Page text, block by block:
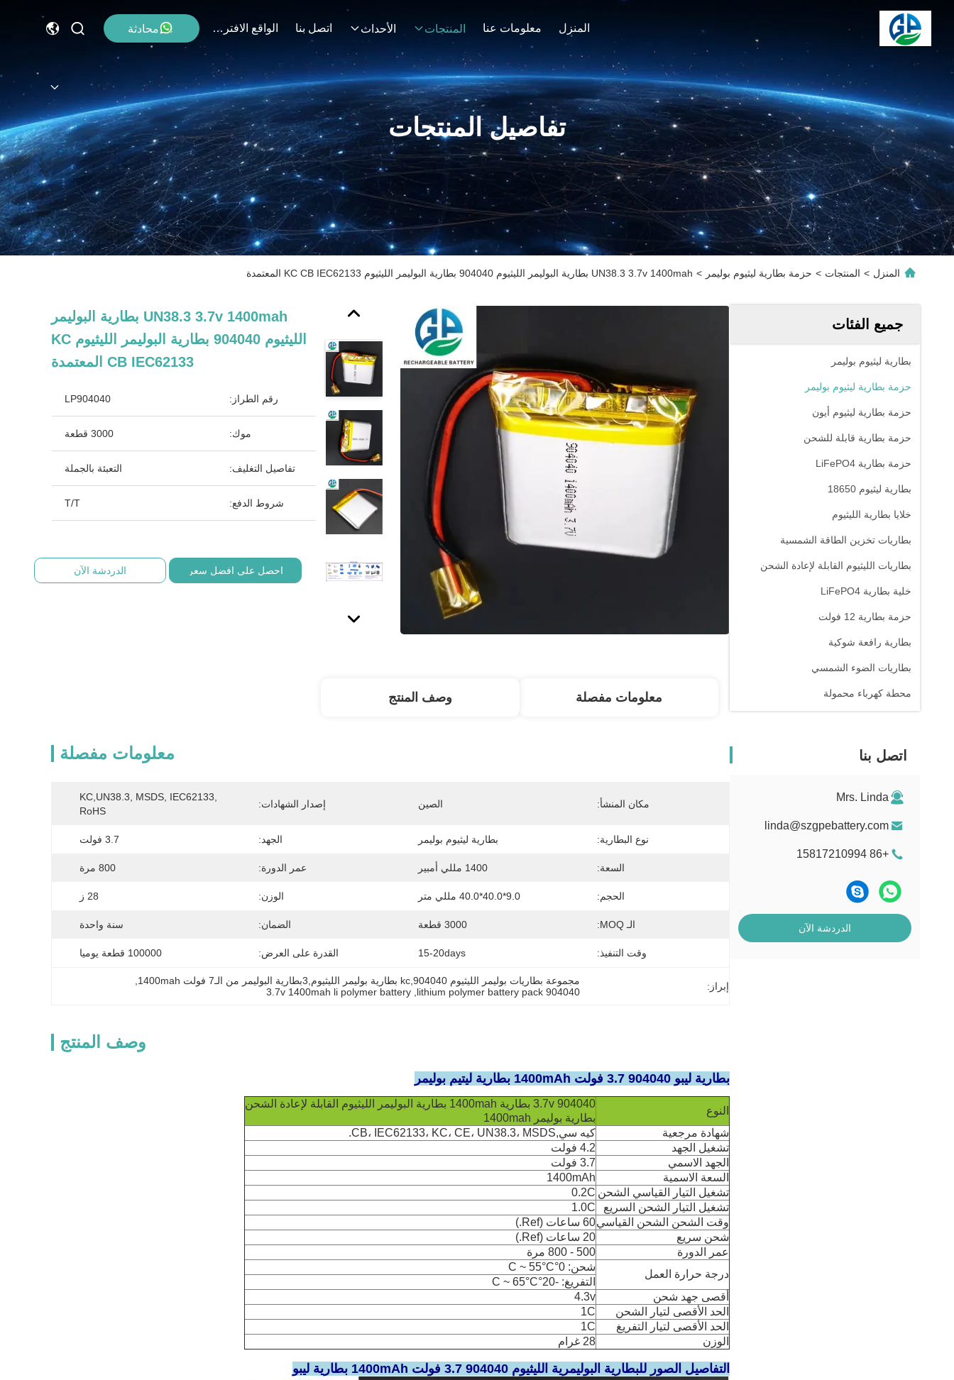
المنزل معلومات عنا المنتجات الأحداث اتصل بنا الواقع الافتراضي محادثة
تفاصيل المنتجات
المنزل > المنتجات > حزمة بطارية ليثيوم بوليمر > UN38.3 3.7v 1400mah بطارية البوليمر الليثيوم 904040 بطارية البوليمر الليثيوم KC CB IEC62133 المعتمدة
جميع الفئات
بطارية ليثيوم بوليمر
حزمة بطارية ليثيوم بوليمر
حزمة بطارية ليثيوم أيون
حزمة بطارية قابلة للشحن
حزمة بطارية LiFePO4
بطارية ليثيوم 18650
خلايا بطارية الليثيوم
بطاريات تخزين الطاقة الشمسية
بطاريات الليثيوم القابلة لإعادة الشحن
خلية بطارية LiFePO4
حزمة بطارية 12 فولت
بطارية رافعة شوكية
بطاريات الضوء الشمسي
محطة كهرباء محمولة
اتصل بنا
Mrs. Linda
linda@szgpebattery.com
+86 15817210994
الدردشة الآن
UN38.3 3.7v 1400mah بطارية البوليمر
الليثيوم 904040 بطارية البوليمر الليثيوم KC
CB IEC62133 المعتمدة
رقم الطراز: LP904040
موك: 3000 قطعة
تفاصيل التغليف: التعبئة بالجملة
شروط الدفع: T/T
احصل على افضل سعر الدردشة الآن
معلومات مفصلة وصف المنتج
معلومات مفصلة
مكان المنشأ: الصين إصدار الشهادات:
KC,UN38.3, MSDS, IEC62133,
RoHS
نوع البطارية: بطارية ليثيوم بوليمر الجهد: 3.7 فولت
السعة: 1400 مللي أمبير عمر الدورة: 800 مرة
الحجم: 9.0*40.0*40.0 مللي متر الوزن: 28 ز
الـ MOQ: 3000 قطعة الضمان: سنة واحدة
وقت التنفيذ: 15-20days القدرة على العرض: 100000 قطعة يوميا
إبراز: مجموعة بطاريات بوليمر الليثيوم kc,904040 بطارية بوليمر الليثيوم,3بطارية البوليمر من الـ7 فولت 1400mah
904040 lithium polymer battery pack
,
3.7v 1400mah li polymer battery
وصف المنتج
بطارية ليبو 904040 3.7 فولت 1400mAh بطارية ليتيم بوليمر
النوع
904040 3.7v بطارية 1400mah بطارية البوليمر الليثيوم القابلة لإعادة الشحن
بطارية بوليمر 1400mah
شهادة مرجعية
كيه سي,CB، IEC62133، KC، CE، UN38.3، MSDS.
تشغيل الجهد
4.2 فولت
الجهد الاسمي
3.7 فولت
السعة الاسمية
1400mAh
تشغيل التيار القياسي الشحن 0.2C
تشغيل التيار الشحن السريع
1.0C
وقت الشحن الشحن القياسي60 ساعات (Ref.)
شحن سريع
20 ساعات (Ref.)
عمر الدورة
500 - 800 مرة
درجة حرارة العمل
شحن: 0°C ~ 55°C
التفريغ: -20°C ~ 65°C
أقصى جهد شحن
4.3v
الحد الأقصى لتيار الشحن
1C
الحد الأقصى لتيار التفريغ
1C
الوزن
28 غرام
التفاصيل الصور للبطارية البوليمرية الليثيوم 904040 3.7 فولت 1400mAh بطارية ليبو